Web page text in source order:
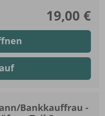
19,00 €
Bankkauffrau -